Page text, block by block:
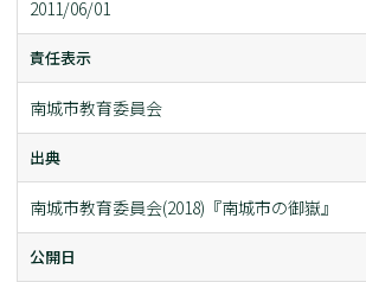
2011/06/01
責任表示
南城市教育委員会
出典
南城市教育委員会(2018)『南城市の御嶽』
公開日